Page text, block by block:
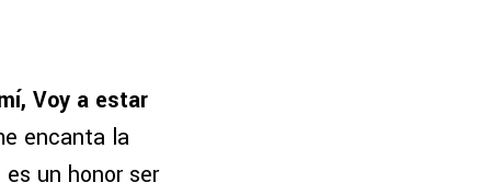
Voy a estar
encanta la
un honor ser